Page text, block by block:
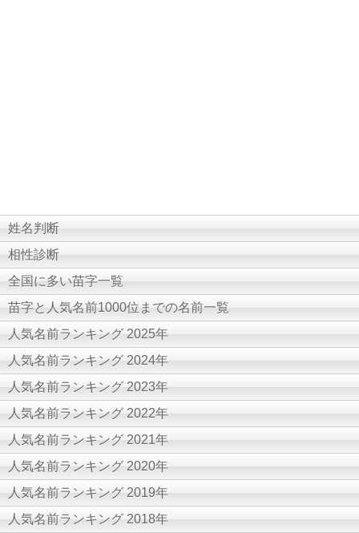
姓名判断
相性診断
全国に多い苗字一覧
苗字と人気名前1000位までの名前一覧
人気名前ランキング 2025年
人気名前ランキング 2024年
人気名前ランキング 2023年
人気名前ランキング 2022年
人気名前ランキング 2021年
人気名前ランキング 2020年
人気名前ランキング 2019年
人気名前ランキング 2018年